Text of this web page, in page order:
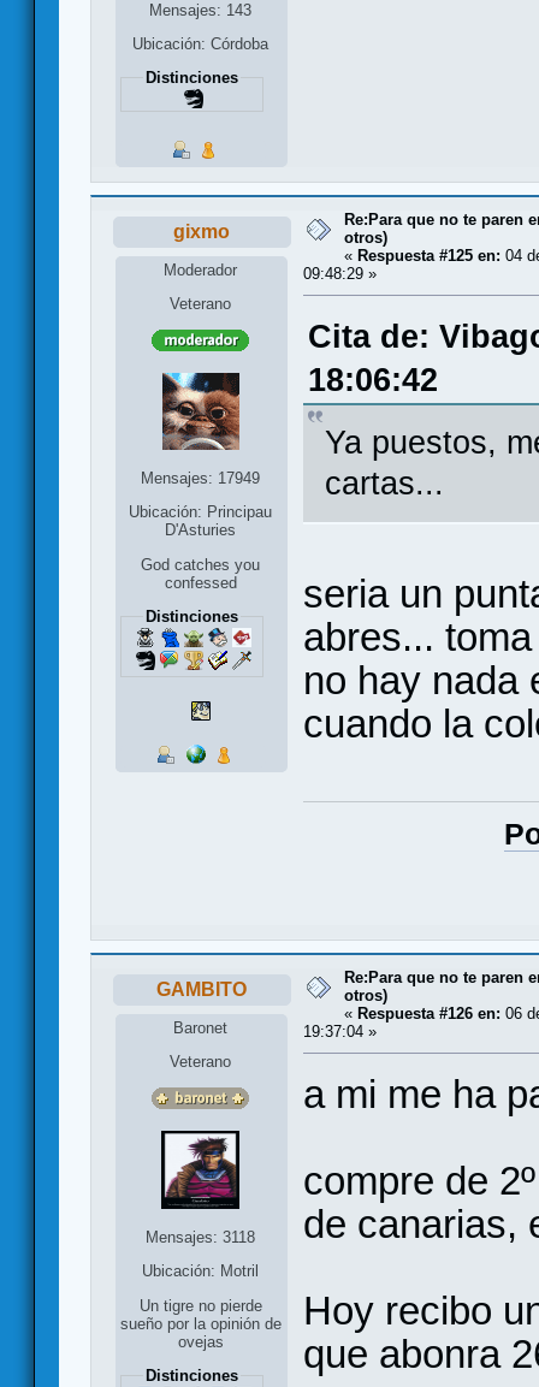
Mensajes: 143
Ubicación: Córdoba
Distinciones
gixmo
Moderador
Veterano
Mensajes: 17949
Ubicación: Principau
D'Asturies
God catches you
confessed
Distinciones
Re:Para que no te paren
otros)
« Respuesta #125 en: 04
09:48:29 »
Cita de:
18:06:42
Ya puestos,
cartas...
seria un
abres...
no hay nada
cuando la
GAMBITO
Baronet
Veterano
Mensajes: 3118
Ubicación: Motril
Un tigre no pierde
sueño por la opinión de
ovejas
Distinciones
Re:Para que no te paren
otros)
« Respuesta #126 en: 06
19:37:04 »
a mi me ha
compre de
de canarias,
Hoy recibo
que abonra